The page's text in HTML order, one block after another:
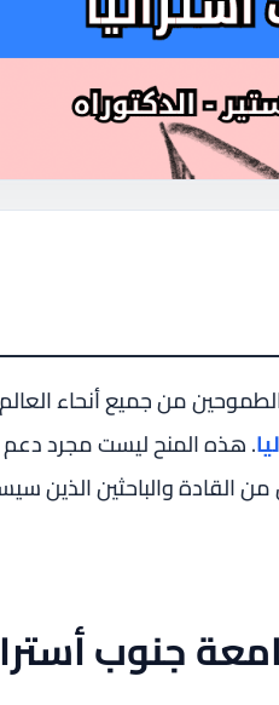
من جميع أنحاء
. هذه المنح ليست مجرد
من القادة والباحثين الذين
جنوب